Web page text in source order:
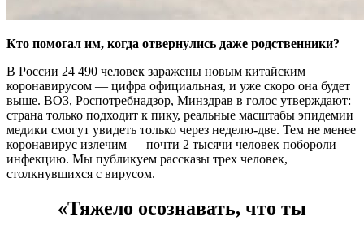
Кто помогал им, когда отвернулись даже родственники?
В России 24 490 человек заражены новым китайским
коронавирусом — цифра официальная, и уже скоро она будет
выше. ВОЗ, Роспотребнадзор, Минздрав в голос утверждают:
страна только подходит к пику, реальные масштабы эпидемии
медики смогут увидеть только через неделю-две. Тем не менее
коронавирус излечим — почти 2 тысячи человек побороли
инфекцию. Мы публикуем рассказы трех человек,
столкнувшихся с вирусом.
«Тяжело осознавать, что ты